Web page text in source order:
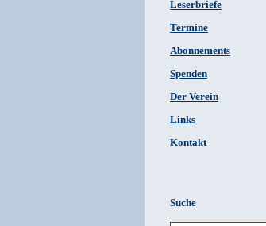
Leserbriefe
Termine
Abonnements
Spenden
Der Verein
Links
Kontakt
Suche